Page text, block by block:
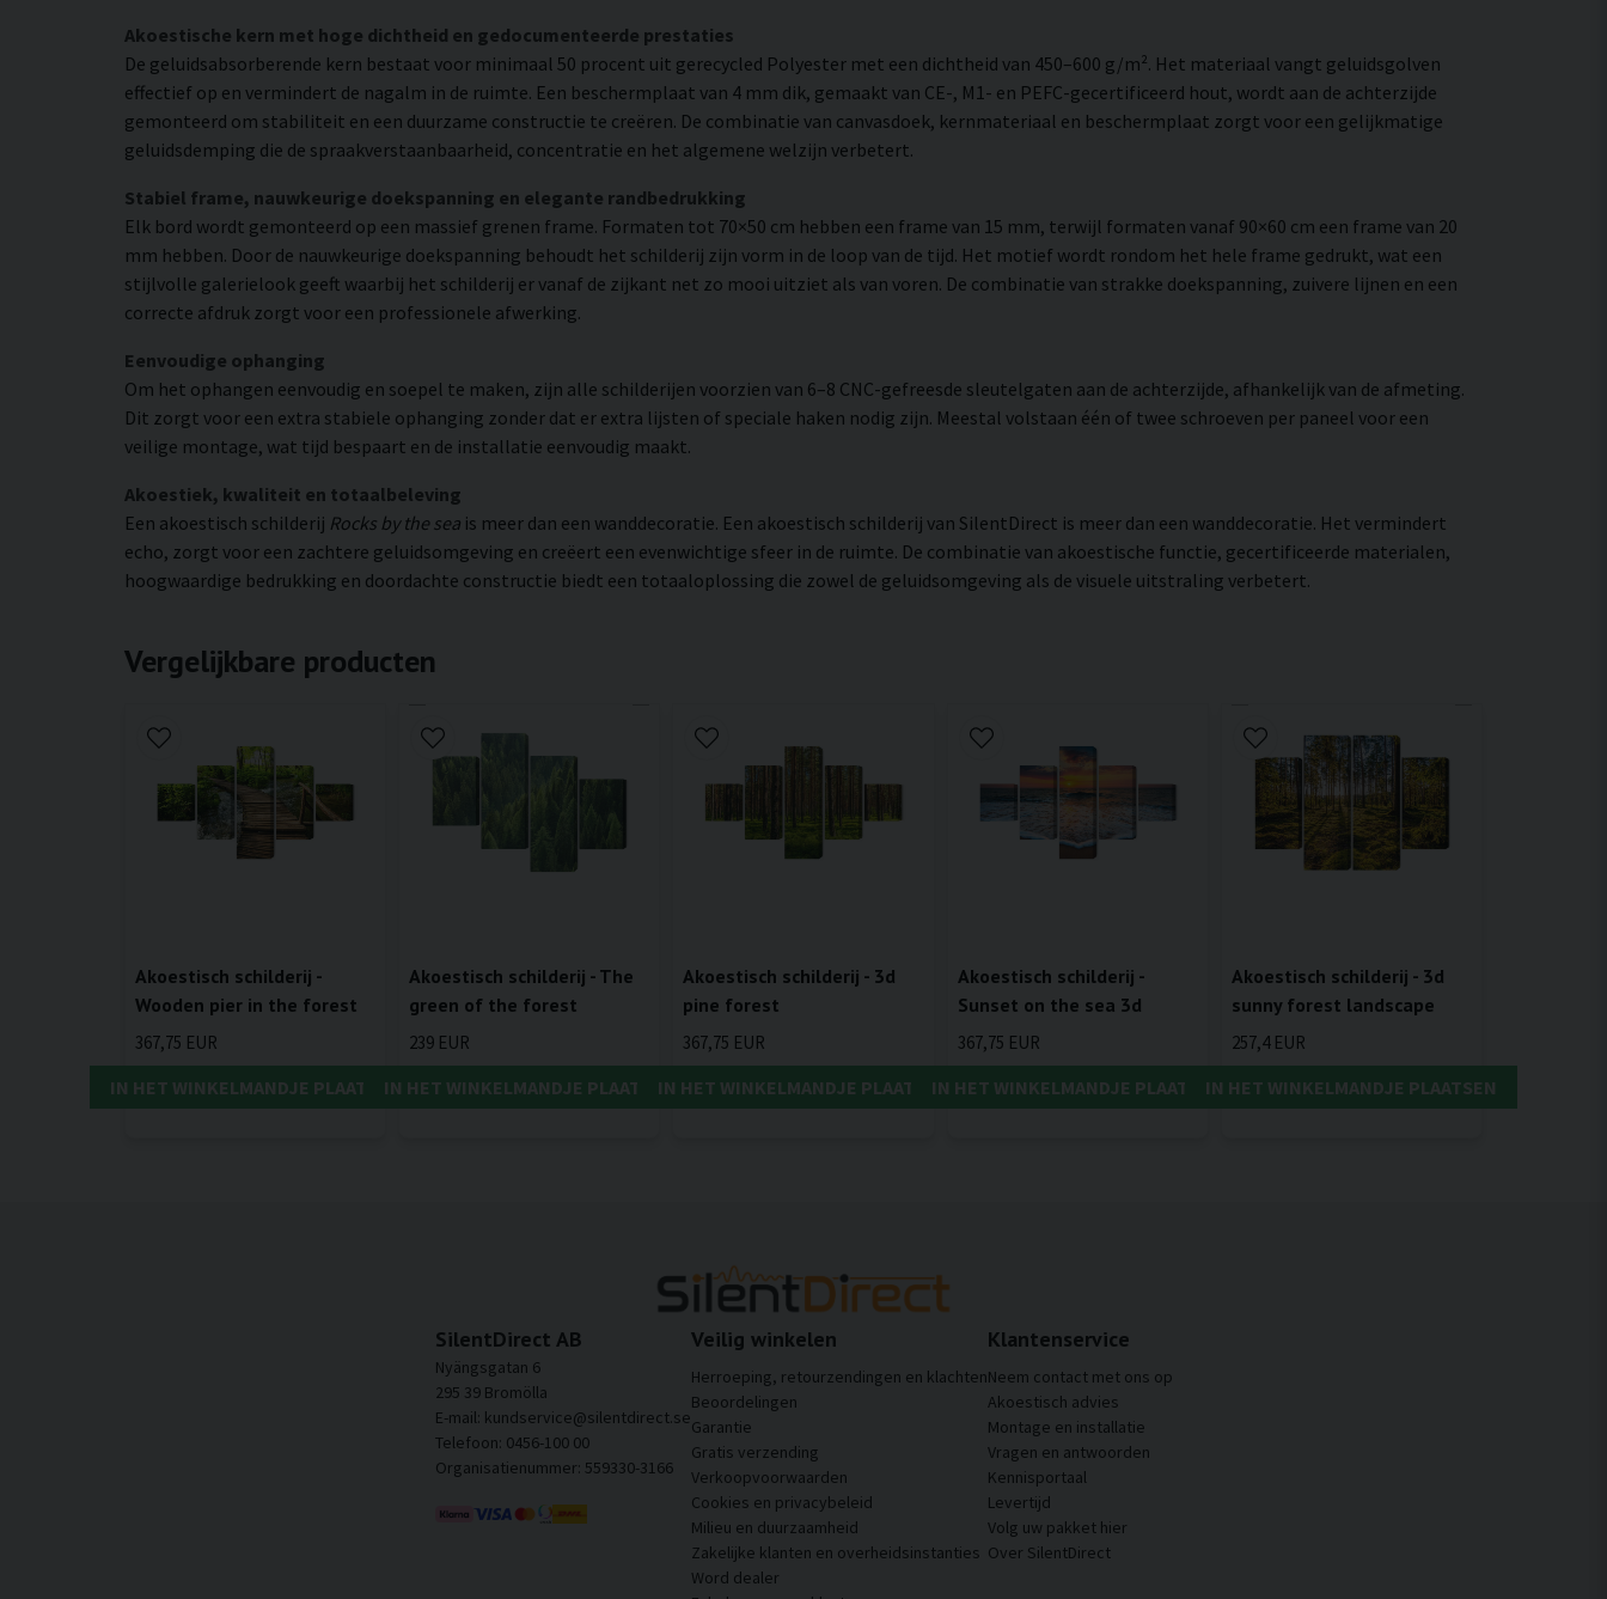
Akoestische kern met hoge dichtheid en gedocumenteerde prestaties
De geluidsabsorberende kern bestaat voor minimaal 50 procent uit gerecycled Polyester met een dichtheid van 450–600 g/m². Het materiaal vangt geluidsgolven
effectief op en vermindert de nagalm in de ruimte. Een beschermplaat van 4 mm dik, gemaakt van CE-, M1- en PEFC-gecertificeerd hout, wordt aan de achterzijde
gemonteerd om stabiliteit en een duurzame constructie te creëren. De combinatie van canvasdoek, kernmateriaal en beschermplaat zorgt voor een gelijkmatige
geluidsdemping die de spraakverstaanbaarheid, concentratie en het algemene welzijn verbetert.
Stabiel frame, nauwkeurige doekspanning en elegante randbedrukking
Elk bord wordt gemonteerd op een massief grenen frame. Formaten tot 70×50 cm hebben een frame van 15 mm, terwijl formaten vanaf 90×60 cm een frame van 20
mm hebben. Door de nauwkeurige doekspanning behoudt het schilderij zijn vorm in de loop van de tijd. Het motief wordt rondom het hele frame gedrukt, wat een
stijlvolle galerielook geeft waarbij het schilderij er vanaf de zijkant net zo mooi uitziet als van voren. De combinatie van strakke doekspanning, zuivere lijnen en een
correcte afdruk zorgt voor een professionele afwerking.
Eenvoudige ophanging
Om het ophangen eenvoudig en soepel te maken, zijn alle schilderijen voorzien van 6–8 CNC-gefreesde sleutelgaten aan de achterzijde, afhankelijk van de afmeting.
Dit zorgt voor een extra stabiele ophanging zonder dat er extra lijsten of speciale haken nodig zijn. Meestal volstaan één of twee schroeven per paneel voor een
veilige montage, wat tijd bespaart en de installatie eenvoudig maakt.
Akoestiek, kwaliteit en totaalbeleving
Een akoestisch schilderij Rocks by the sea is meer dan een wanddecoratie. Een akoestisch schilderij van SilentDirect is meer dan een wanddecoratie. Het vermindert
echo, zorgt voor een zachtere geluidsomgeving en creëert een evenwichtige sfeer in de ruimte. De combinatie van akoestische functie, gecertificeerde materialen,
hoogwaardige bedrukking en doordachte constructie biedt een totaaloplossing die zowel de geluidsomgeving als de visuele uitstraling verbetert.
Vergelijkbare producten
Akoestisch schilderij -
Wooden pier in the forest
367,75 EUR
IN HET WINKELMANDJE PLAATSEN
Akoestisch schilderij - The
green of the forest
239 EUR
IN HET WINKELMANDJE PLAATSEN
Akoestisch schilderij - 3d
pine forest
367,75 EUR
IN HET WINKELMANDJE PLAATSEN
Akoestisch schilderij -
Sunset on the sea 3d
367,75 EUR
IN HET WINKELMANDJE PLAATSEN
Akoestisch schilderij - 3d
sunny forest landscape
257,4 EUR
IN HET WINKELMANDJE PLAATSEN
SilentDirect AB
Nyängsgatan 6
295 39 Bromölla
E-mail: kundservice@silentdirect.se
Telefoon: 0456-100 00
Organisatienummer: 559330-3166
Veilig winkelen
Herroeping, retourzendingen en klachten
Beoordelingen
Garantie
Gratis verzending
Verkoopvoorwaarden
Cookies en privacybeleid
Milieu en duurzaamheid
Zakelijke klanten en overheidsinstanties
Word dealer
Klantenservice
Neem contact met ons op
Akoestisch advies
Montage en installatie
Vragen en antwoorden
Kennisportaal
Levertijd
Volg uw pakket hier
Over SilentDirect